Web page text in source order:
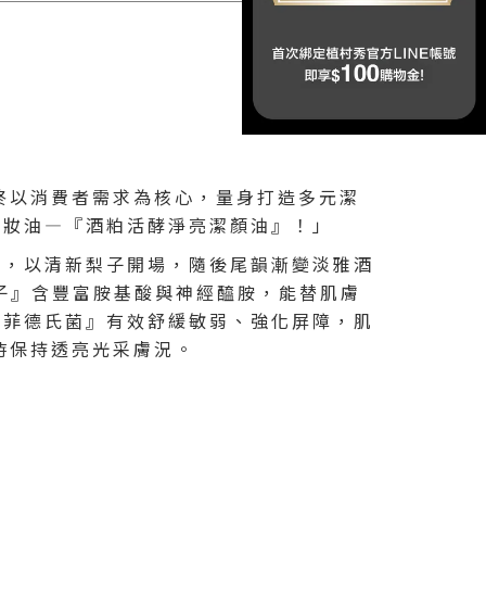
消費者需求為核心，量身打造多元潔
油—『酒粕活酵淨亮潔顏油』！」
以清新梨子開場，隨後尾韻漸變淡雅酒
含豐富胺基酸與神經醯胺，能替肌膚
德氏菌』有效舒緩敏弱、強化屏障，肌
持透亮光采膚況。